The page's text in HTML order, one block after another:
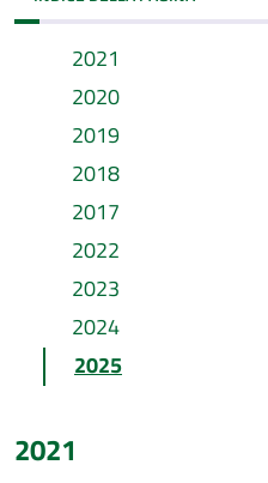
2021
2020
2019
2018
2017
2022
2023
2024
2025
2021